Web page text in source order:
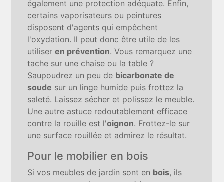
également une protection adéquate. Enfin,
certains vaporisateurs ou peintures
disposent d'agents qui empêchent
l'oxydation. Il peut donc être utile de les
utiliseren prévention. Vous remarquez une
tache sur une chaise ou la table ?
Saupoudrez un peu de bicarbonate de
soude sur un linge humide puis frottez la
saleté. Laissez sécher et polissez le meuble.
Une autre astuce redoutablement efficace
contre la rouille est l'oignon. Frottez-le sur
une surface rouillée et admirez le résultat.
Pour le mobilier en bois
Si vos meubles de jardin sont en bois, ils